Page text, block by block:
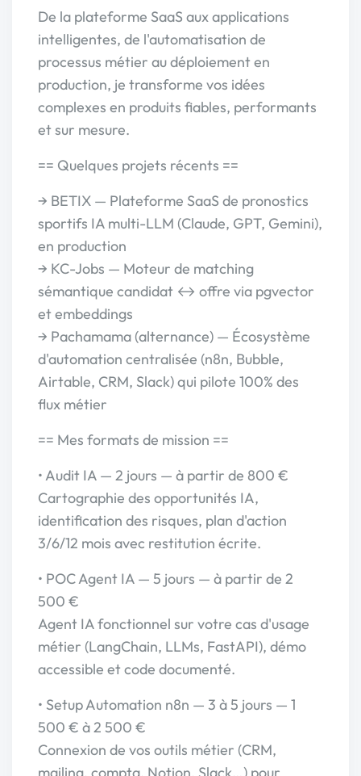
De la plateforme SaaS aux applications
intelligentes, de l'automatisation de
processus métier au déploiement en
production, je transforme vos idées
complexes en produits fiables, performants
et sur mesure.
== Quelques projets récents ==
→ BETIX — Plateforme SaaS de pronostics
sportifs IA multi-LLM (Claude, GPT, Gemini),
en production
→ KC-Jobs — Moteur de matching
sémantique candidat ↔ offre via pgvector
et embeddings
→ Pachamama (alternance) — Écosystème
d'automation centralisée (n8n, Bubble,
Airtable, CRM, Slack) qui pilote 100% des
flux métier
== Mes formats de mission ==
• Audit IA — 2 jours — à partir de 800 €
Cartographie des opportunités IA,
identification des risques, plan d'action
3/6/12 mois avec restitution écrite.
• POC Agent IA — 5 jours — à partir de 2
500 €
Agent IA fonctionnel sur votre cas d'usage
métier (LangChain, LLMs, FastAPI), démo
accessible et code documenté.
• Setup Automation n8n — 3 à 5 jours — 1
500 € à 2 500 €
Connexion de vos outils métier (CRM,
mailing, compta, Notion, Slack…) pour